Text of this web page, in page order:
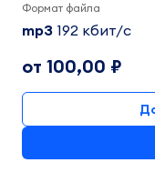
Формат файла
mp3 192 кбит/c
от 100,00 ₽